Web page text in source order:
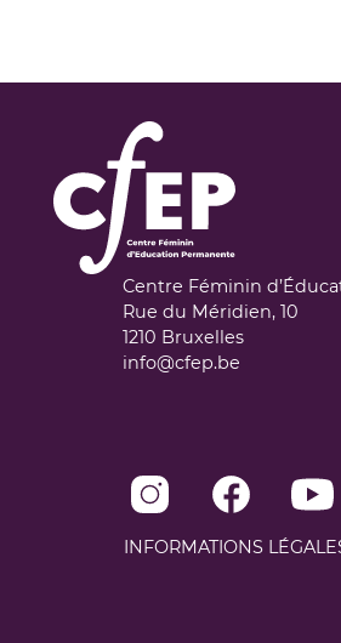
Centre Féminin
Rue du Méridien, 10
1210 Bruxelles
info@cfep.be
INFORMATIONS